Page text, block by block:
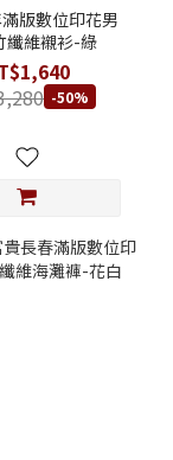
版數位印花男
纖維襯衫-綠
-50%